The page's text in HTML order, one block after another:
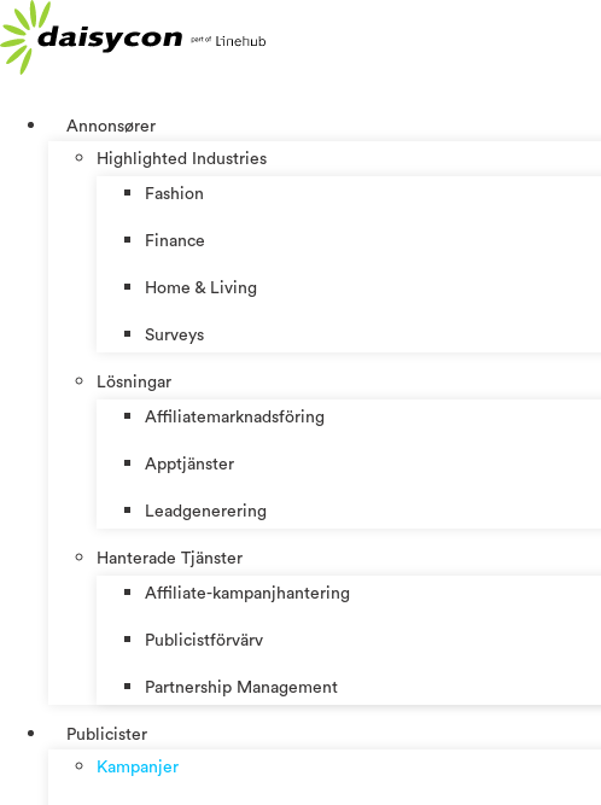
Hoppa
till
innehåll
Annonsører
Highlighted Industries
Fashion
Finance
Home & Living
Surveys
Lösningar
Affiliatemarknadsföring
Apptjänster
Leadgenerering
Hanterade Tjänster
Affiliate-kampanjhantering
Publicistförvärv
Partnership Management
Publicister
Kampanjer